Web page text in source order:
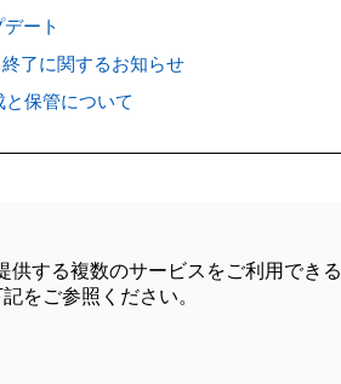
ート
了に関するお知らせ
と保管について
する複数のサービスをご利用でき
をご参照ください。